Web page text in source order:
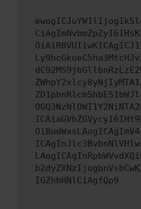
IGZhbHNlCiAgfQp9